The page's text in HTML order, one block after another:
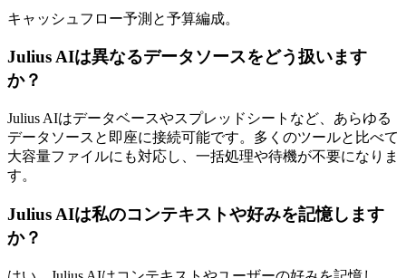
キャッシュフロー予測と予算編成。
Julius AIは異なるデータソースをどう扱います
か？
Julius AIはデータベースやスプレッドシートなど、あらゆる
データソースと即座に接続可能です。多くのツールと比べて
大容量ファイルにも対応し、一括処理や待機が不要になりま
す。
Julius AIは私のコンテキストや好みを記憶します
か？